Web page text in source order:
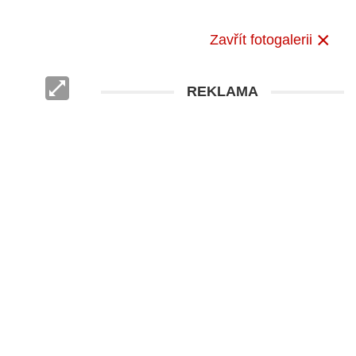
Zavřít fotogalerii
REKLAMA